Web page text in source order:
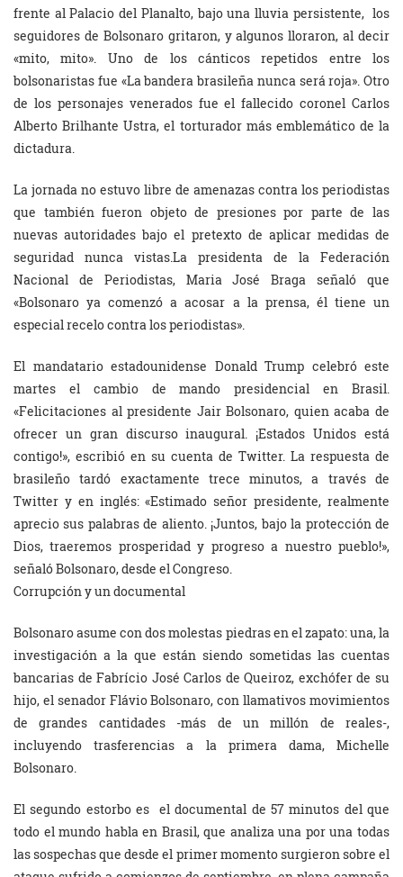
frente al Palacio del Planalto, bajo una lluvia persistente, los
seguidores de Bolsonaro gritaron, y algunos lloraron, al decir
«mito, mito». Uno de los cánticos repetidos entre los
bolsonaristas fue «La bandera brasileña nunca será roja». Otro
de los personajes venerados fue el fallecido coronel Carlos
Alberto Brilhante Ustra, el torturador más emblemático de la
dictadura.
La jornada no estuvo libre de amenazas contra los periodistas
que también fueron objeto de presiones por parte de las
nuevas autoridades bajo el pretexto de aplicar medidas de
seguridad nunca vistas.La presidenta de la Federación
Nacional de Periodistas, Maria José Braga señaló que
«Bolsonaro ya comenzó a acosar a la prensa, él tiene un
especial recelo contra los periodistas».
El mandatario estadounidense Donald Trump celebró este
martes el cambio de mando presidencial en Brasil.
«Felicitaciones al presidente Jair Bolsonaro, quien acaba de
ofrecer un gran discurso inaugural. ¡Estados Unidos está
contigo!», escribió en su cuenta de Twitter. La respuesta de
brasileño tardó exactamente trece minutos, a través de
Twitter y en inglés: «Estimado señor presidente, realmente
aprecio sus palabras de aliento. ¡Juntos, bajo la protección de
Dios, traeremos prosperidad y progreso a nuestro pueblo!»,
señaló Bolsonaro, desde el Congreso.
Corrupción y un documental
Bolsonaro asume con dos molestas piedras en el zapato: una, la
investigación a la que están siendo sometidas las cuentas
bancarias de Fabrício José Carlos de Queiroz, exchófer de su
hijo, el senador Flávio Bolsonaro, con llamativos movimientos
de grandes cantidades -más de un millón de reales-,
incluyendo trasferencias a la primera dama, Michelle
Bolsonaro.
El segundo estorbo es el documental de 57 minutos del que
todo el mundo habla en Brasil, que analiza una por una todas
las sospechas que desde el primer momento surgieron sobre el